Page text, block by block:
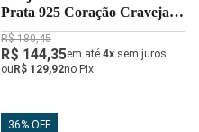
Prata 925 Coração Cravejado
Cristal
R$ 180,45
R$ 144,35em até 4x sem juros
ouR$ 129,92no Pix
36% OFF